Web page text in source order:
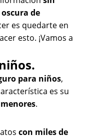
de
es quedarte en
esto. ¡Vamos a
para niños,
es su
.
con miles de